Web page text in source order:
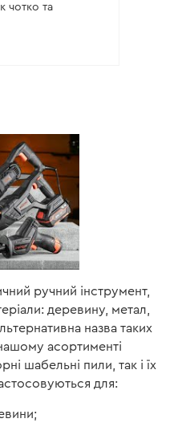
чотко та
ручний інструмент,
деревину, метал,
назва таких
асортименті
шабельні пили, так і їх
для: